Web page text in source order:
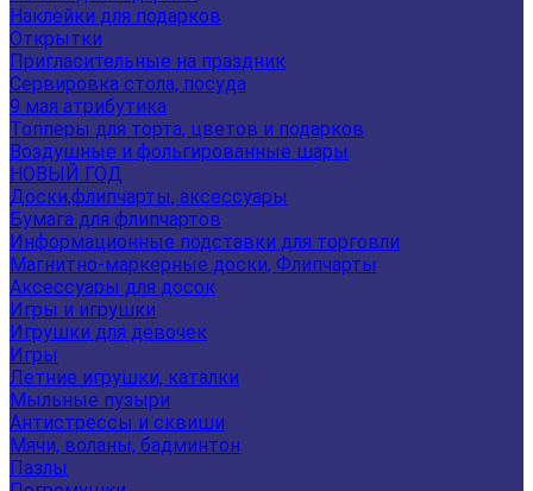
Наклейки для подарков
Открытки
Пригласительные на праздник
Сервировка стола, посуда
9 мая атрибутика
Топперы для торта, цветов и подарков
Воздушные и фольгированные шары
НОВЫЙ ГОД
Доски,флипчарты, аксессуары
Бумага для флипчартов
Информационные подставки для торговли
Магнитно-маркерные доски, Флипчарты
Аксессуары для досок
Игры и игрушки
Игрушки для девочек
Игры
Летние игрушки, каталки
Мыльные пузыри
Антистрессы и сквиши
Мячи, воланы, бадминтон
Пазлы